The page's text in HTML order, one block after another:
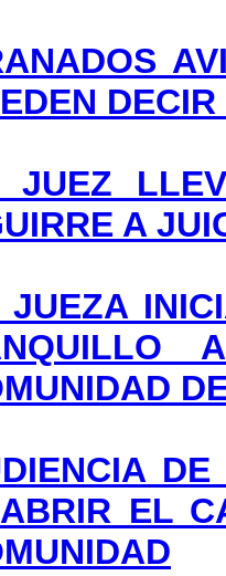
JUEZ
A
JUEZA
EL